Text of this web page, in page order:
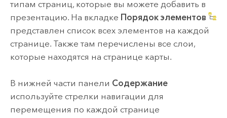
типам страниц, которые вы можете добавить в
презентацию. На вкладке Порядок элементов
представлен список всех элементов на каждой
странице. Также там перечислены все слои,
которые находятся на странице карты.
В нижней части панели Содержание
используйте стрелки навигации для
перемещения по каждой странице